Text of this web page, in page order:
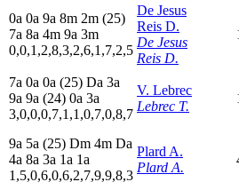
0a 0a 9a 8m 2m (25)
7a 8a 4m 9a 3m
0,0,1,2,8,3,2,6,1,7,2,5
De Jesus
Reis D.
De Jesus
Reis D.
7a 0a 0a (25) Da 3a
9a 9a (24) 0a 3a
3,0,0,0,7,1,1,0,7,0,8,7
V. Lebrec
Lebrec T.
9a 5a (25) Dm 4m Da
4a 8a 3a 1a 1a
1,5,0,6,0,6,2,7,9,9,8,3
Plard A.
Plard A.